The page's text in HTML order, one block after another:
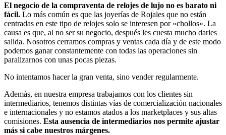
El negocio de la compraventa de relojes de lujo no es barato ni
fácil. Lo más común es que las joyerías de Rojales que no están
centradas en este tipo de relojes solo se interesen por «chollos». La
causa es que, al no ser su negocio, después les cuesta mucho darles
salida. Nosotros cerramos compras y ventas cada día y de este modo
podemos ganar constantemente con todas las operaciones sin
paralizarnos con unas pocas piezas.
No intentamos hacer la gran venta, sino vender regularmente.
Además, en nuestra empresa trabajamos con los clientes sin
intermediarios, tenemos distintas vías de comercialización nacionales
e internacionales y no estamos atados a los marketplaces y sus altas
comisiones. Esta ausencia de intermediarios nos permite ajustar
más si cabe nuestros márgenes.